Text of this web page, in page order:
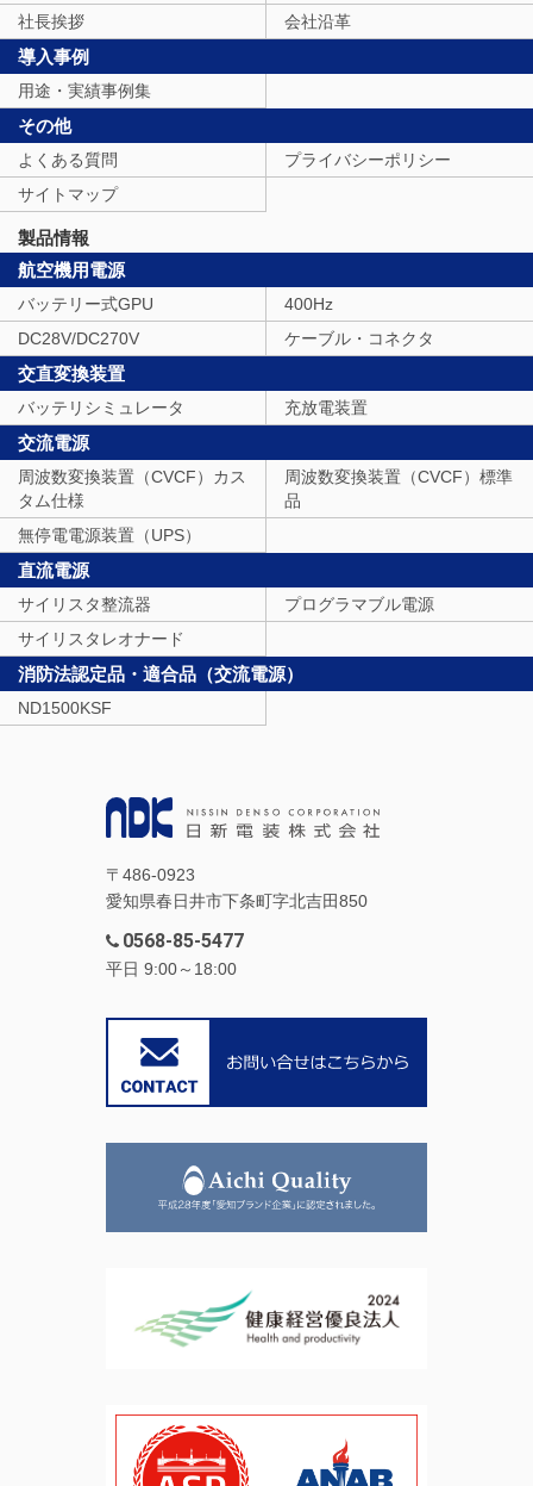
社長挨拶
会社沿革
導入事例
用途・実績事例集
その他
よくある質問
プライバシーポリシー
サイトマップ
製品情報
航空機用電源
バッテリー式GPU
400Hz
DC28V/DC270V
ケーブル・コネクタ
交直変換装置
バッテリシミュレータ 充放電装置
交流電源
周波数変換装置（CVCF）カス
タム仕様
周波数変換装置（CVCF）標準
品
無停電電源装置（UPS）
直流電源
サイリスタ整流器
プログラマブル電源
サイリスタレオナード
消防法認定品・適合品（交流電源）
ND1500KSF
〒486-0923
愛知県春日井市下条町字北吉田850
0568-85-5477
平日 9:00～18:00